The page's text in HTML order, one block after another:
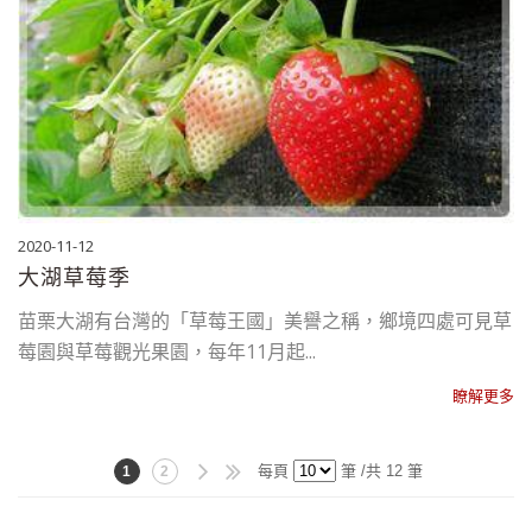
2020-11-12
大湖草莓季
苗栗大湖有台灣的「草莓王國」美譽之稱，鄉境四處可見草
莓園與草莓觀光果園，每年11月起...
1 2 每頁 筆 /共 12 筆